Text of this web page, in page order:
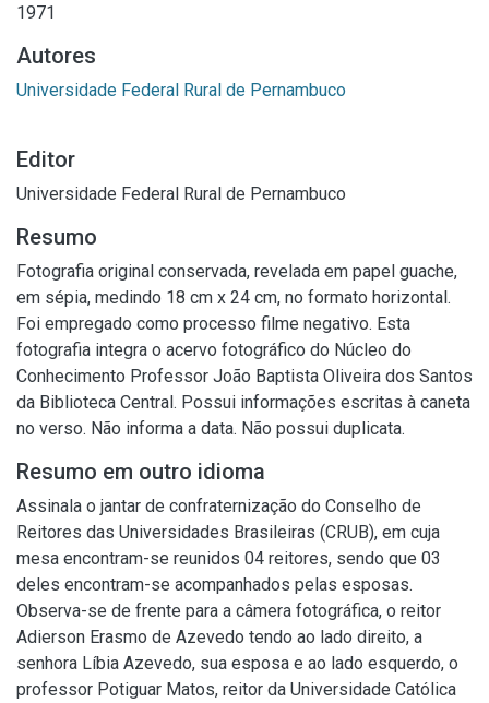
1971
Autores
Universidade Federal Rural de Pernambuco
Editor
Universidade Federal Rural de Pernambuco
Resumo
Fotografia original conservada, revelada em papel guache,
em sépia, medindo 18 cm x 24 cm, no formato horizontal.
Foi empregado como processo filme negativo. Esta
fotografia integra o acervo fotográfico do Núcleo do
Conhecimento Professor João Baptista Oliveira dos Santos
da Biblioteca Central. Possui informações escritas à caneta
no verso. Não informa a data. Não possui duplicata.
Resumo em outro idioma
Assinala o jantar de confraternização do Conselho de
Reitores das Universidades Brasileiras (CRUB), em cuja
mesa encontram-se reunidos 04 reitores, sendo que 03
deles encontram-se acompanhados pelas esposas.
Observa-se de frente para a câmera fotográfica, o reitor
Adierson Erasmo de Azevedo tendo ao lado direito, a
senhora Líbia Azevedo, sua esposa e ao lado esquerdo, o
professor Potiguar Matos, reitor da Universidade Católica